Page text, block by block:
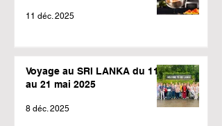
11 déc. 2025
Voyage au SRI LANKA du 11
au 21 mai 2025
8 déc. 2025